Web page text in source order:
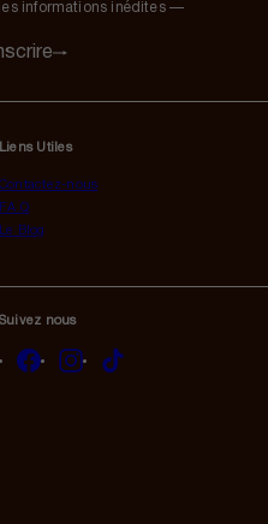
informations inédites —
Liens Utiles
Contactez-nous
F.A.Q
Le Blog
Suivez nous
FacebookInstagram